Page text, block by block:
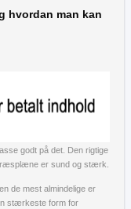
hvordan man kan
godt på det. Den rigtige
er sund og stærk.
de mest almindelige er
stærkeste form for